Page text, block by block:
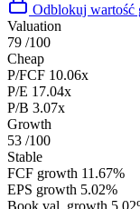
Odblokuj wartość
Valuation
79 /100
Cheap
P/FCF 10.06x
P/E 17.04x
P/B 3.07x
Growth
53 /100
Stable
FCF growth 11.67%
EPS growth 5.02%
Book val. growth